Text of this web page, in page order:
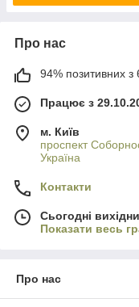
Про нас
94% позитивних з
Працює з
м. Київ
проспект
Україна
Контакти
Сьогодні
Показати весь
Про нас